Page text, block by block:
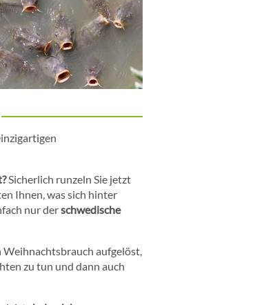
Sicherlich runzeln Sie jetzt
Ihnen, was sich hinter
nur derschwedische
aufgelöst,
zu tun und dann auch